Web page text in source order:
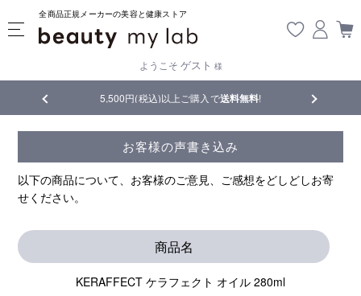
全商品正規メーカーの美容と健康ストア
ようこそ ゲスト 様
5,500円(税込)以上ご購入で送料無料! 【重要】熊本地
お客様の声書き込み
以下の商品について、お客様のご意見、ご感想をどしどしお寄
せください。
商品名
KERAFFECT ケラフェクト オイル 280ml